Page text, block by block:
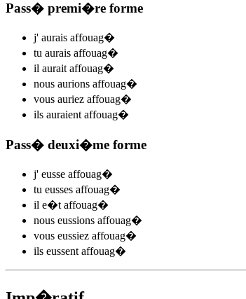
Pass� premi�re forme
j' aurais affouag�
tu aurais affouag�
il aurait affouag�
nous aurions affouag�
vous auriez affouag�
ils auraient affouag�
Pass� deuxi�me forme
j' eusse affouag�
tu eusses affouag�
il e�t affouag�
nous eussions affouag�
vous eussiez affouag�
ils eussent affouag�